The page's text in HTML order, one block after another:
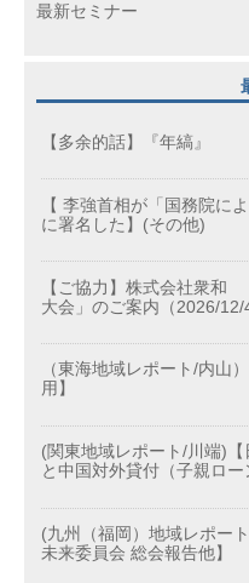
最新セミナー
【多余的話】『年縞』
【 李強首相が「国務院に
に署名した】(その他)
【ご協力】株式会社衆和
大会」のご案内（2026/12/
（東海地域レポート/内山
用】
(関東地域レポート/川端)
と中国対外貸付（子親ロー
(九州（福岡）地域レポー
未来委員会 総会報告他】